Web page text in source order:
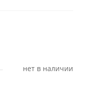
Нет в наличии